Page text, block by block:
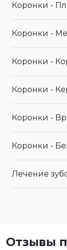
Коронки -
Коронки -
Коронки -
Коронки -
Коронки -
Коронки -
Лечение
Отзывы